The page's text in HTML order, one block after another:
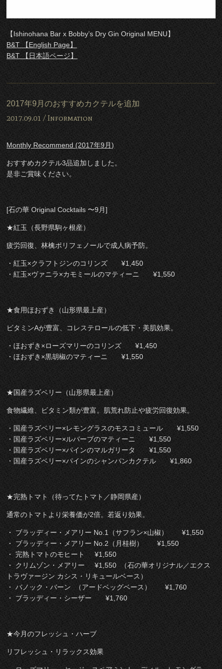
【Ishinohana Bar x Bobby’s Dry Gin Original MENU】
B&T 【English Page】
B&T 【日本語ページ】
2017年9月のおすすめカクテルを追加
2017.09.01 /Information
Monthly Recommend (2017年9月)
おすすめカクテル3品追加しました。
是非ご賞味ください。
[石の華 Original Cocktails 〜9月]
★紅玉（長野県駒ヶ根産）
疲労回復、林檎ポリフェノールで成人病予防。
・紅玉×クラフトジンのコリンズ ¥1,450
・紅玉×ヴァニラ×カモミールのマティーニ ¥1,550
★食用ほおずき（山形県最上産）
ビタミンAが豊富、コレステロールの低下・美肌効果。
・ほおずき×ローズマリーのコリンズ ¥1,450
・ほおずき×黒胡椒のマティーニ ¥1,550
★国産ラズベリー（山形県最上産）
食物繊維、ビタミン類が豊富。肌荒れ防止や疲労回復効果。
・国産ラズベリー×レモングラスのモスコミュール ¥1,550
・国産ラズベリー×ルバーブのマティーニ ¥1,550
・国産ラズベリー×パインのマルガリータ ¥1,550
・国産ラズベリー×パインのシャンパンカクテル ¥1,860
★完熟トマト（待ってたトマト／静岡県産）
通常のトマトより栄養価が2倍。若返り効果。
・ ブラッディー・メアリー No.1（サフラン×山椒） ¥1,550
・ ブラッディー・メアリー No.2（月桂樹） ¥1,550
・ 完熟トマトのモヒート ¥1,550
・ クリムゾン・メアリー ¥1,550 （石の華オリジナル／エクス
トラヴァージン カシス・リキュールベース）
・ バノック・バーン （アードベッグベース） ¥1,760
・ ブラッディー・シーザー ¥1,760
★今月のフレッシュ・ハーブ
リフレッシュ・リラックス効果